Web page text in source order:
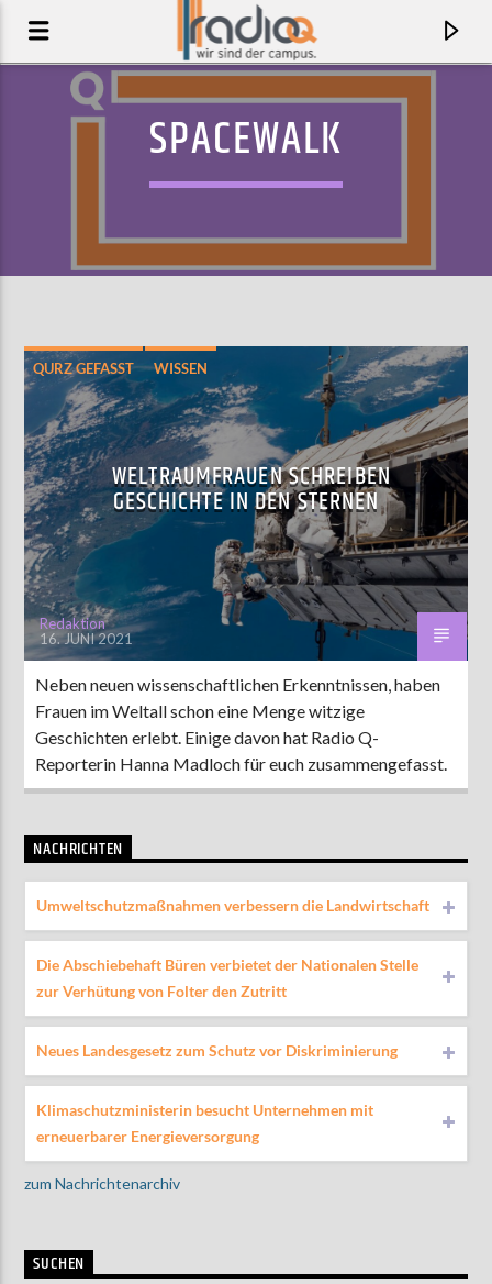
AKTUELLER TRACK
MELANCHOLISCH SCHÖN
2RAUMWOHNUNG
AKTUELLE SENDUNG
MOEBIUS
12:00 18:00
ZU HÖREN IN Münster 90,9 MHz Steinfurt103,9 MHz
SPACEWALK
QURZ GEFASST WISSEN
WELTRAUMFRAUEN SCHREIBEN
GESCHICHTE IN DEN STERNEN
Redaktion
16. JUNI 2021
Neben neuen wissenschaftlichen Erkenntnissen, haben
Frauen im Weltall schon eine Menge witzige
Geschichten erlebt. Einige davon hat Radio Q-
Reporterin Hanna Madloch für euch zusammengefasst.
NACHRICHTEN
Umweltschutzmaßnahmen verbessern die Landwirtschaft
Die Abschiebehaft Büren verbietet der Nationalen Stelle
zur Verhütung von Folter den Zutritt
Neues Landesgesetz zum Schutz vor Diskriminierung
Klimaschutzministerin besucht Unternehmen mit
erneuerbarer Energieversorgung
zum Nachrichtenarchiv
SUCHEN